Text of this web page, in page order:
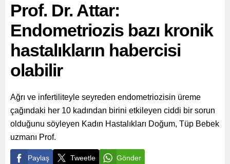
Prof. Dr. Attar:
Endometriozis bazı kronik
hastalıkların habercisi
olabilir
Ağrı ve infertiliteyle seyreden endometriozisin üreme
çağındaki her 10 kadından birini etkileyen ciddi bir sorun
olduğunu söyleyen Kadın Hastalıkları Doğum, Tüp Bebek
uzmanı Prof.
Paylaş Tweetle Gönder